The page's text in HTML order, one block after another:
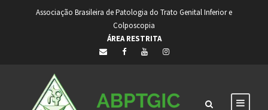
Associação Brasileira de Patologia do Trato Genital Inferior e
Colposcopia
ÁREA RESTRITA